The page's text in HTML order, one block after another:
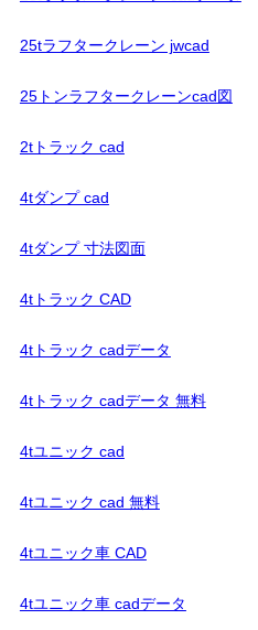
25tラフタークレーン jwcad
25トンラフタークレーンcad図
2tトラック cad
4tダンプ cad
4tダンプ 寸法図面
4tトラック CAD
4tトラック cadデータ
4tトラック cadデータ 無料
4tユニック cad
4tユニック cad 無料
4tユニック車 CAD
4tユニック車 cadデータ